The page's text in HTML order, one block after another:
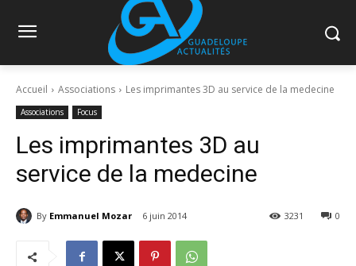
Accueil Associations Les imprimantes 3D au service de la medecine
Associations Focus
Les imprimantes 3D au
service de la medecine
By Emmanuel Mozar 6 juin 2014 0
3231